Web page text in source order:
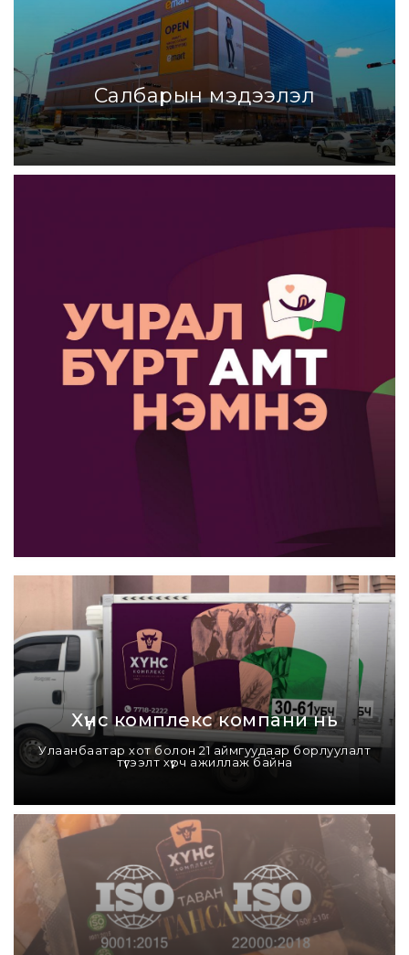
Салбарын мэдээлэл
Хүнс комплекс компани нь
Улаанбаатар хот болон 21 аймгуудаар борлуулалт
түгээлт хүрч ажиллаж байна